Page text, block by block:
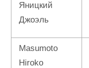
Яницкий
Джоэль
Masumoto
Hiroko